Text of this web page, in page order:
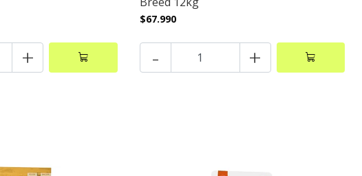
+
$67.990
- +